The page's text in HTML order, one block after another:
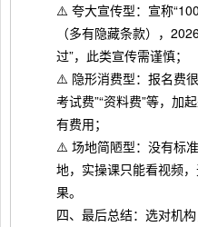
⚠️ 夸大宣传型：宣称
（多有隐藏条款），
过”，此类宣传需谨慎；
⚠️ 隐形消费型：报名费
考试费”“资料费”等，加
有费用；
⚠️ 场地简陋型：没有标
地，实操课只能看视频
果。
四、最后总结：选对机